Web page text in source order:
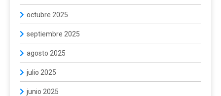
octubre 2025
septiembre 2025
agosto 2025
julio 2025
junio 2025